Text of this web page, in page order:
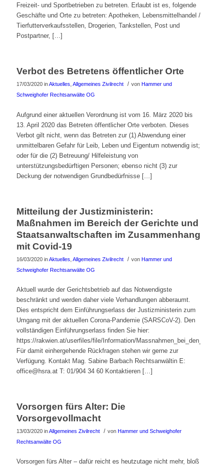
Freizeit- und Sportbetrieben zu betreten. Erlaubt ist es, folgende
Geschäfte und Orte zu betreten: Apotheken, Lebensmittelhandel /
Tierfutterverkaufsstellen, Drogerien, Tankstellen, Post und
Postpartner, […]
Verbot des Betretens öffentlicher Orte
17/03/2020 inAktuelles, Allgemeines Zivilrecht / von Hammer und
Schweighofer Rechtsanwälte OG
Aufgrund einer aktuellen Verordnung ist vom 16. März 2020 bis
13. April 2020 das Betreten öffentlicher Orte verboten. Dieses
Verbot gilt nicht, wenn das Betreten zur (1) Abwendung einer
unmittelbaren Gefahr für Leib, Leben und Eigentum notwendig ist;
oder für die (2) Betreuung/ Hilfeleistung von
unterstützungsbedürftigen Personen; ebenso nicht (3) zur
Deckung der notwendigen Grundbedürfnisse […]
Mitteilung der Justizministerin:
Maßnahmen im Bereich der Gerichte und
Staatsanwaltschaften im Zusammenhang
mit Covid-19
16/03/2020 inAktuelles Allgemeines Zivilrecht / von Hammer und
Schweighofer Rechtsanwälte OG
Aktuell wurde der Gerichtsbetrieb auf das Notwendigste
beschränkt und werden daher viele Verhandlungen abberaumt.
Dies entspricht dem Einführungserlass der Justizministerin zum
Umgang mit der aktuellen Corona-Pandemie (SARSCoV-2). Den
vollständigen Einführungserlass finden Sie hier:
https://rakwien.at/userfiles/file/Information/
Für damit einhergehende Rückfragen stehen wir gerne zur
Verfügung. Kontakt Mag. Sabine Barbach Rechtsanwältin E:
office@hsra.at T: 01/904 34 60 Kontaktieren […]
Vorsorgen fürs Alter: Die
Vorsorgevollmacht
13/03/2020 inAllgemeines Zivilrecht / von Hammer und Schweighofer
Rechtsanwälte OG
Vorsorgen fürs Alter – dafür reicht es heutzutage nicht mehr, bloß